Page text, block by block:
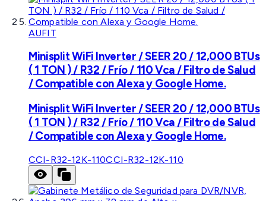
AUFIT
Minisplit WiFi Inverter / SEER 20 / 12,000 BTUs
( 1 TON ) / R32 / Frío / 110 Vca / Filtro de Salud
/ Compatible con Alexa y Google Home.
Minisplit WiFi Inverter / SEER 20 / 12,000 BTUs
( 1 TON ) / R32 / Frío / 110 Vca / Filtro de Salud
/ Compatible con Alexa y Google Home.
CCI-R32-12K-110CCI-R32-12K-110